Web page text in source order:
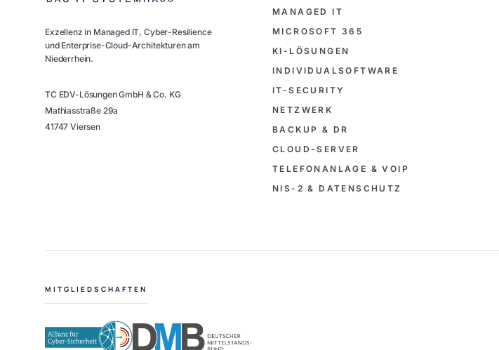
Exzellenz in Managed IT, Cyber-Resilience
und Enterprise-Cloud-Architekturen am
Niederrhein.
TC EDV-Lösungen GmbH & Co. KG
Mathiasstraße 29a
41747 Viersen
MANAGED IT
MICROSOFT 365
KI-LÖSUNGEN
INDIVIDUALSOFTWARE
IT-SECURITY
NETZWERK
BACKUP & DR
CLOUD-SERVER
TELEFONANLAGE & VOIP
NIS-2 & DATENSCHUTZ
MITGLIEDSCHAFTEN